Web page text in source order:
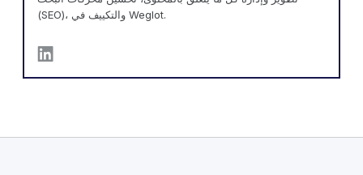
(SEO)، والتكييف في Weglot.